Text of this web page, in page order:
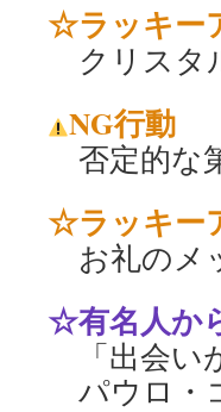
☆ラッキー
クリスタ
NG行動
否定的な
☆ラッキー
お礼のメ
☆有名人か
「出会い
パウロ・